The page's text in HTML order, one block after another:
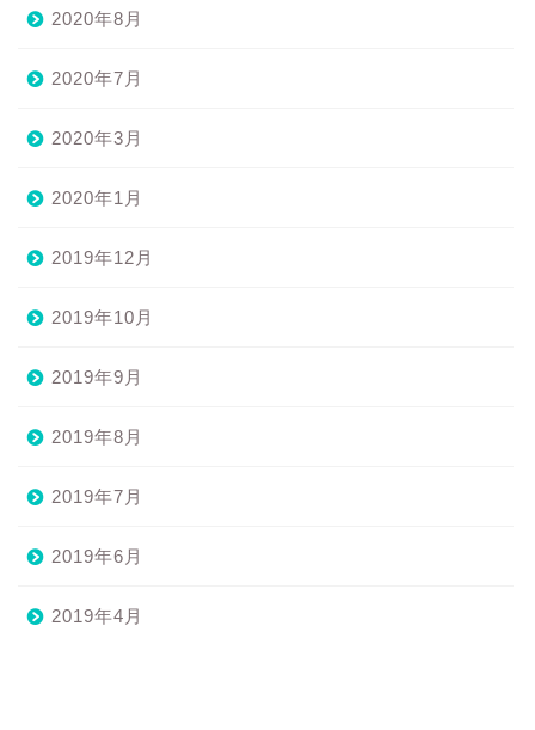
2020年8月
2020年7月
2020年3月
2020年1月
2019年12月
2019年10月
2019年9月
2019年8月
2019年7月
2019年6月
2019年4月